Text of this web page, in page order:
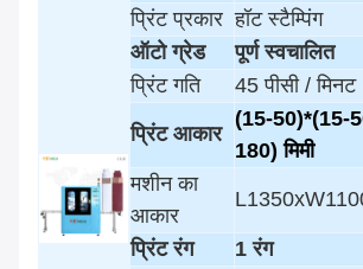
प्रिंट प्रकार हॉट स्टैम्पिंग
ऑटो ग्रेड
पूर्ण स्वचालित
प्रिंट गति
45 पीसी / मिनट
प्रिंट आकार
(15-50)*(15-5
180) मिमी
मशीन का
आकार
प्रिंट रंग
1 रंग